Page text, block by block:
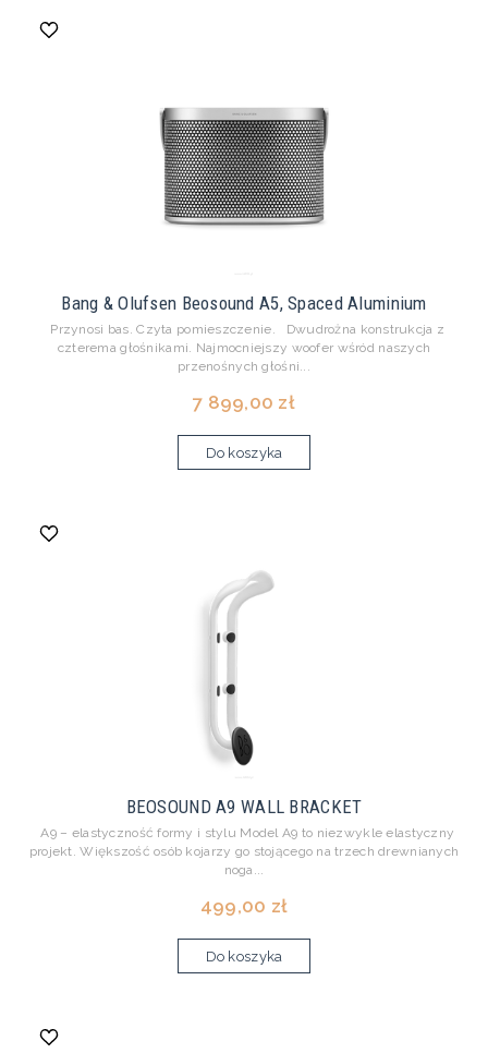
Bang & Olufsen Beosound A5, Spaced Aluminium
Przynosi bas. Czyta pomieszczenie. Dwudrożna konstrukcja z
czterema głośnikami. Najmocniejszy woofer wśród naszych
przenośnych głośni...
7 899,00 zł
Do koszyka
BEOSOUND A9 WALL BRACKET
A9 – elastyczność formy i stylu Model A9 to niezwykle elastyczny
projekt. Większość osób kojarzy go stojącego na trzech drewnianych
noga...
499,00 zł
Do koszyka